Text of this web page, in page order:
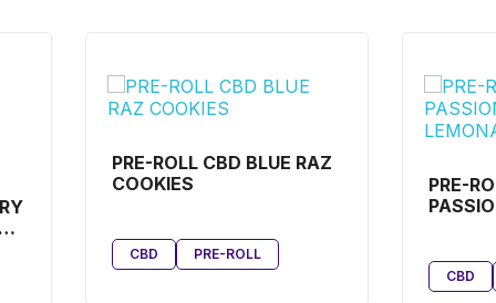
PRE-ROLL CBD BLUE RAZ
COOKIES
CBD PRE-ROLL
PRE-
CBD